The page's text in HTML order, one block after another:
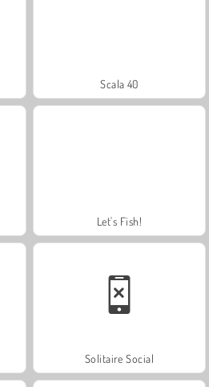
Scala 40
Let's Fish!
Solitaire Social